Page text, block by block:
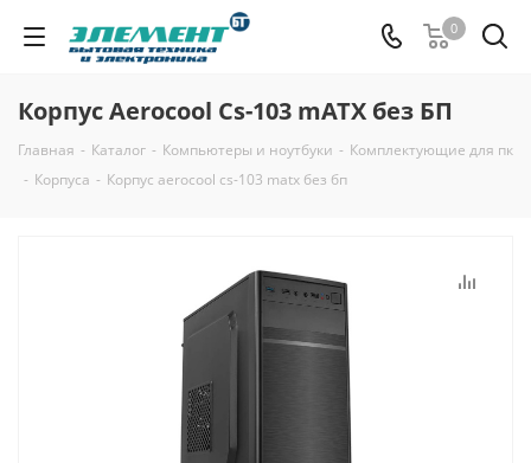
0
Корпус Aerocool Cs-103 mATX без БП
Главная - Каталог - Компьютеры и ноутбуки - Комплектующие для пк
- Корпуса - Корпус aerocool cs-103 matx без бп